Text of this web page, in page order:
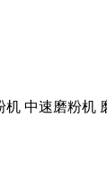
中速磨粉机